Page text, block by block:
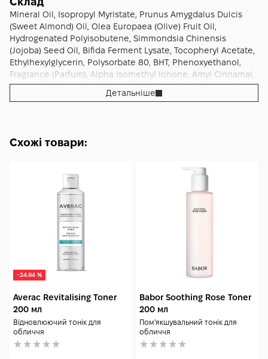
Уникайте ділянки навколо очей, за наявності
індивідуальної чутливості виконайте патч тест і коригуйте
частоту застосування відповідно до сезону, ритму життя
та реакції шкіри.
Mineral Oil, Isopropyl Myristate, Prunus Amygdalus Dulcis
(Sweet Almond) Oil, Olea Europaea (Olive) Fruit Oil,
Hydrogenated Polyisobutene, Simmondsia Chinensis
(Jojoba) Seed Oil, Bifida Ferment Lysate, Tocopheryl Acetate,
Ethylhexylglycerin, Polysorbate 80, BHT, Phenoxyethanol,
Fragrance (Parfum), Alpha Isomethyl Ionone, Amyl Cinnamal,
Benzyl Salicylate, Butylphenyl Methylpropional, Eugenol,
Hydroxycitronellal, Hydroxyisohexyl 3-Cyclohexene
Детальніше
Схожі товари:
-24.94 %
Averac Revitalising Toner
200 мл
Відновлюючий тонік для
обличчя
Babor Soothing Rose Toner
200 мл
Пом'якшувальний тонік для
обличчя